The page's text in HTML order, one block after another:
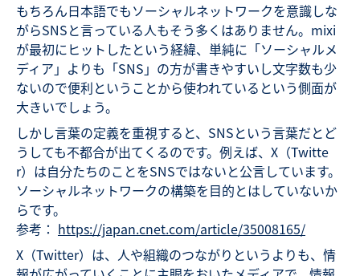
もちろん日本語でもソーシャルネットワークを意識しな
がらSNSと言っている人もそう多くはありません。mixi
が最初にヒットしたという経緯、単純に「ソーシャルメ
ディア」よりも「SNS」の方が書きやすいし文字数も少
ないので便利ということから使われているという側面が
大きいでしょう。
しかし言葉の定義を重視すると、SNSという言葉だとど
うしても不都合が出てくるのです。例えば、X（Twitte
r）は自分たちのことをSNSではないと公言しています。
ソーシャルネットワークの構築を目的とはしていないか
らです。
参考： https://japan.cnet.com/article/35008165/
X（Twitter）は、人や組織のつながりというよりも、情